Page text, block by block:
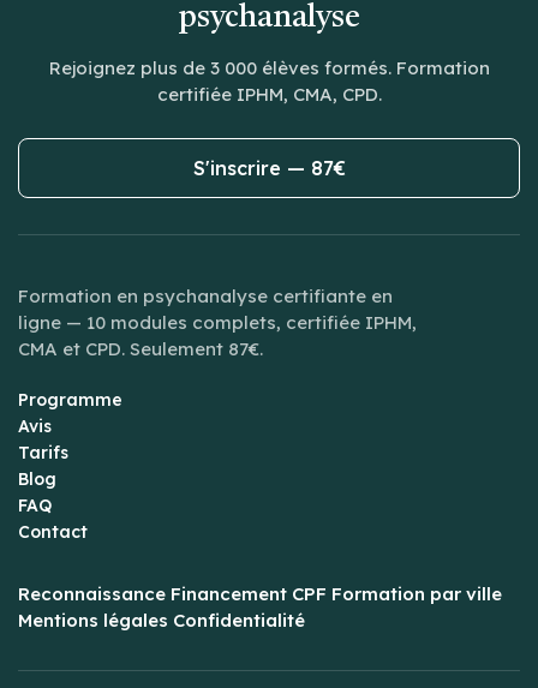
psychanalyse
Rejoignez plus de 3 000 élèves formés. Formation
certifiée IPHM, CMA, CPD.
S'inscrire — 87€
Formation en psychanalyse certifiante en
ligne — 10 modules complets, certifiée IPHM,
CMA et CPD. Seulement 87€.
Programme
Avis
Tarifs
Blog
FAQ
Contact
Reconnaissance Financement CPF Formation par ville
Mentions légales Confidentialité